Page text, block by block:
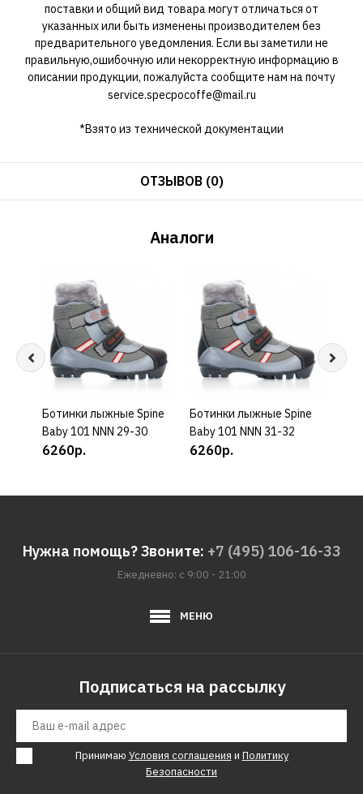
поставки и общий вид товара могут отличаться от
указанных или быть изменены производителем без
предварительного уведомления. Если вы заметили не
правильную,ошибочную или некорректную информацию в
описании продукции, пожалуйста сообщите нам на почту
service.specpocoffe@mail.ru
*Взято из технической документации
ОТЗЫВОВ (0)
Аналоги
КУПИТЬ
Ботинки лыжные Spine
Baby 101 NNN 29-30
6260р.
КУПИТЬ
Ботинки лыжные Spine
Baby 101 NNN 31-32
6260р.
Нужна помощь? Звоните: +7 (495) 106-16-33
Ежедневно: с 9:00 - 21:00
МЕНЮ
Подписаться на рассылку
Принимаю Условия соглашения и Политику
Безопасности